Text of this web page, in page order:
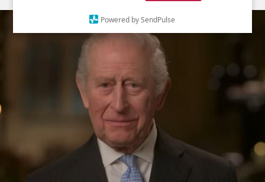
Powered by SendPulse